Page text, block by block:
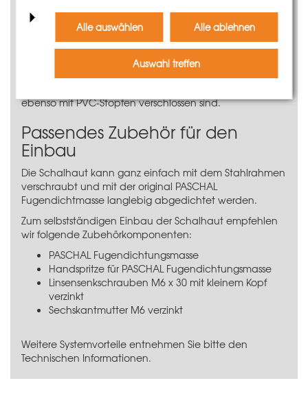
große Einsatzhäufigkeit.
Dank der robusten und langlebigen Beschichtung aus
ebenso mit PVC-Stopfen verschlossen sind.
Passendes Zubehör für den
Einbau
Die Schalhaut kann ganz einfach mit dem Stahlrahmen
verschraubt und mit der original PASCHAL
Fugendichtmasse langlebig abgedichtet werden.
Zum selbstständigen Einbau der Schalhaut empfehlen
wir folgende Zubehörkomponenten:
PASCHAL Fugendichtungsmasse
Handspritze für PASCHAL Fugendichtungsmasse
Linsensenkschrauben M6 x 30 mit kleinem Kopf
verzinkt
Sechskantmutter M6 verzinkt
Weitere Systemvorteile entnehmen Sie bitte den
Technischen Informationen.
Alle auswählen Alle ablehnen
Auswahl treffen